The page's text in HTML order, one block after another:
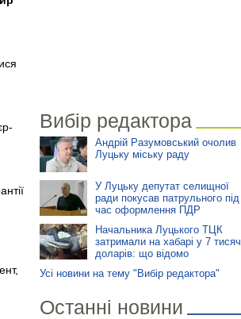
Вибір редактора
Андрій Разумовський очолив
Луцьку міську раду
У Луцьку депутат селищної
ради покусав патрульного під
час оформлення ПДР
Начальника Луцького ТЦК
затримали на хабарі у 7 тисяч
доларів: що відомо
Усі новини на тему "Вибір редактора"
Останні новини